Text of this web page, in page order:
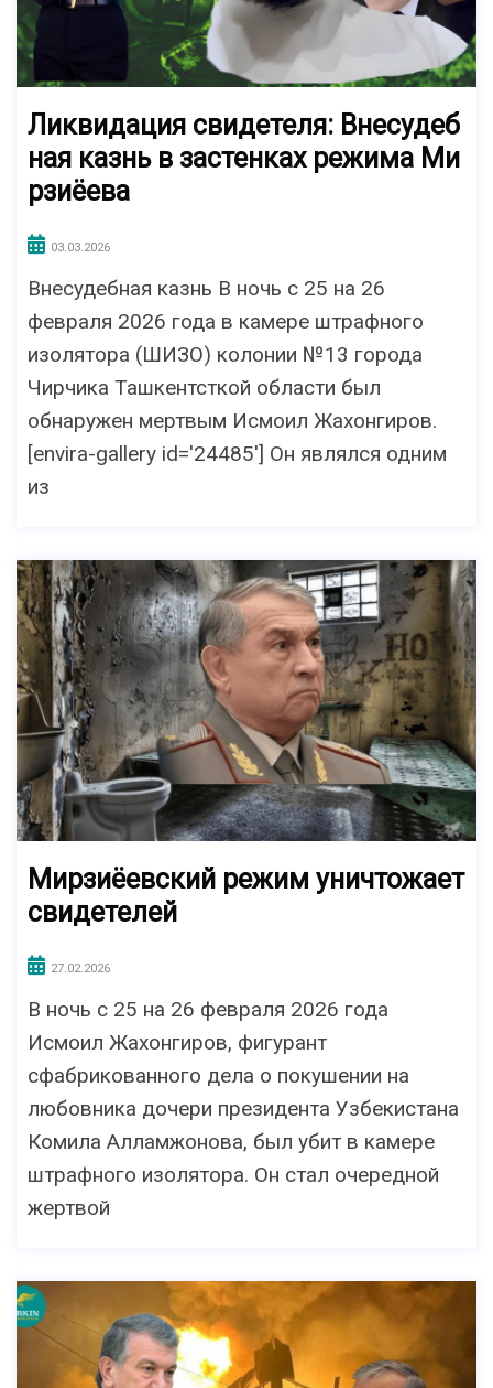
Ликвидация свидетеля: Внесудеб
ная казнь в застенках режима Ми
рзиёева
03.03.2026
Внесудебная казнь В ночь с 25 на 26
февраля 2026 года в камере штрафного
изолятора (ШИЗО) колонии №13 города
Чирчика Ташкентсткой области был
обнаружен мертвым Исмоил Жахонгиров.
[envira-gallery id='24485'] Он являлся одним
из
Мирзиёевский режим уничтожает
свидетелей
27.02.2026
В ночь с 25 на 26 февраля 2026 года
Исмоил Жахонгиров, фигурант
сфабрикованного дела о покушении на
любовника дочери президента Узбекистана
Комила Алламжонова, был убит в камере
штрафного изолятора. Он стал очередной
жертвой